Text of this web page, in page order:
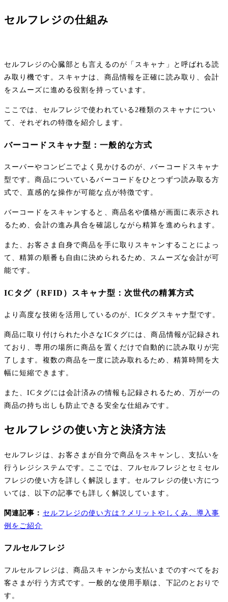
セルフレジの仕組み
セルフレジの心臓部とも言えるのが「スキャナ」と呼ばれる読
み取り機です。スキャナは、商品情報を正確に読み取り、会計
をスムーズに進める役割を持っています。
ここでは、セルフレジで使われている2種類のスキャナについ
て、それぞれの特徴を紹介します。
バーコードスキャナ型：一般的な方式
スーパーやコンビニでよく見かけるのが、バーコードスキャナ
型です。商品についているバーコードをひとつずつ読み取る方
式で、直感的な操作が可能な点が特徴です。
バーコードをスキャンすると、商品名や価格が画面に表示され
るため、会計の進み具合を確認しながら精算を進められます。
また、お客さま自身で商品を手に取りスキャンすることによっ
て、精算の順番も自由に決められるため、スムーズな会計が可
能です。
ICタグ（RFID）スキャナ型：次世代の精算方式
より高度な技術を活用しているのが、ICタグスキャナ型です。
商品に取り付けられた小さなICタグには、商品情報が記録され
ており、専用の場所に商品を置くだけで自動的に読み取りが完
了します。複数の商品を一度に読み取れるため、精算時間を大
幅に短縮できます。
また、ICタグには会計済みの情報も記録されるため、万が一の
商品の持ち出しも防止できる安全な仕組みです。
セルフレジの使い方と決済方法
セルフレジは、お客さまが自分で商品をスキャンし、支払いを
行うレジシステムです。ここでは、フルセルフレジとセミセル
フレジの使い方を詳しく解説します。セルフレジの使い方につ
いては、以下の記事でも詳しく解説しています。
関連記事： セルフレジの使い方は？メリットやしくみ、導入事
例をご紹介
フルセルフレジ
フルセルフレジは、商品スキャンから支払いまでのすべてをお
客さまが行う方式です。一般的な使用手順は、下記のとおりで
す。